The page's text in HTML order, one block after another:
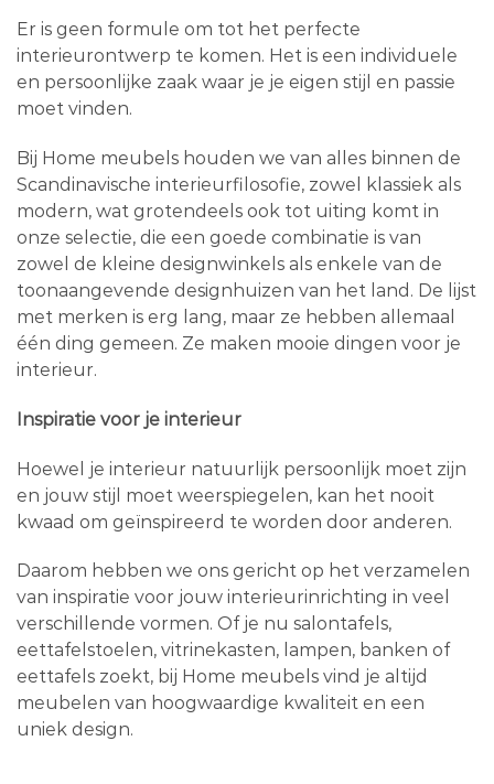
Er is geen formule om tot het perfecte
interieurontwerp te komen. Het is een individuele
en persoonlijke zaak waar je je eigen stijl en passie
moet vinden.
Bij Home meubels houden we van alles binnen de
Scandinavische interieurfilosofie, zowel klassiek als
modern, wat grotendeels ook tot uiting komt in
onze selectie, die een goede combinatie is van
zowel de kleine designwinkels als enkele van de
toonaangevende designhuizen van het land. De lijst
met merken is erg lang, maar ze hebben allemaal
één ding gemeen. Ze maken mooie dingen voor je
interieur.
Inspiratie voor je interieur
Hoewel je interieur natuurlijk persoonlijk moet zijn
en jouw stijl moet weerspiegelen, kan het nooit
kwaad om geïnspireerd te worden door anderen.
Daarom hebben we ons gericht op het verzamelen
van inspiratie voor jouw interieurinrichting in veel
verschillende vormen. Of je nu salontafels,
eettafelstoelen, vitrinekasten, lampen, banken of
eettafels zoekt, bij Home meubels vind je altijd
meubelen van hoogwaardige kwaliteit en een
uniek design.